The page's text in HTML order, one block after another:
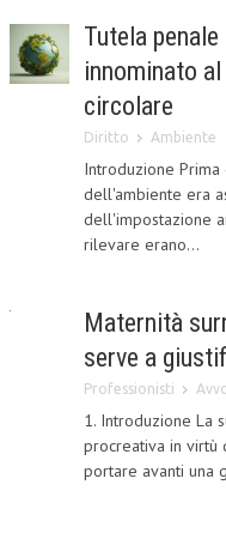
CODICE ETICO
AUTORI
COLLABORA CON NOI
ECONOMIA
CORPORATE SOCIAL
HUMAN RESOURCES
RISORSE UMANE
MARKETING
TREASURY IN
Tutela
innominato
circolare
Diritto Ambiente
Introduzione
dell'ambiente era
dell'impostazione
rilevare erano...
Maternità
serve a
Professionisti
1. Introduzione La
procreativa in virtù
portare avanti una